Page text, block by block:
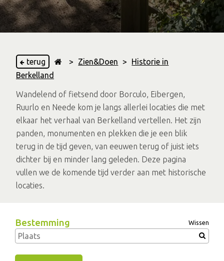
terug > Zien&Doen >
Historie in
Berkelland
Wandelend of fietsend door Borculo, Eibergen,
Ruurlo en Neede kom je langs allerlei locaties die met
elkaar het verhaal van Berkelland vertellen. Het zijn
panden, monumenten en plekken die je een blik
terug in de tijd geven, van eeuwen terug of juist iets
dichter bij en minder lang geleden. Deze pagina
vullen we de komende tijd verder aan met historische
locaties.
Bestemming Wissen